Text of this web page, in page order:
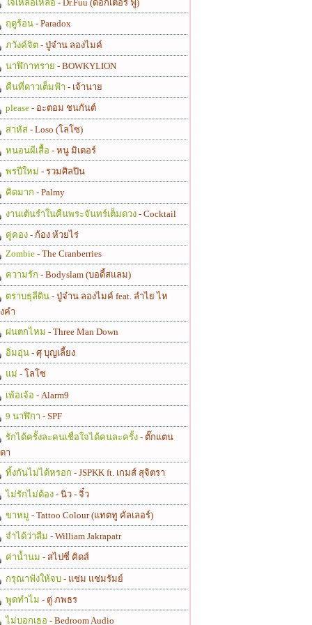
ใจเหลือเหลือ - Dr.Fuu (ด็อกเตอร์ ฟู)
ฤดูร้อน - Paradox
ภวังค์จิต - ปู่จ๋าน ลองไมค์
นาฬิกาทราย - BOWKYLION
คืนที่ดาวเต็มฟ้า - เจ้านาย
please - อะตอม ชนกันต์
สาหัส - Loso (โลโซ)
หนอนผีเสื้อ - หนู มิเตอร์
พรปีใหม่ - รวมศิลปิน
คิดมาก - Palmy
งานเต้นรำในคืนพระจันทร์เต็มดวง - Cocktail
คู่คอง - ก้อง ห้วยไร่
Zombie - The Cranberries
ความรัก - Bodyslam (บอดี้สแลม)
ตราบธุลีดิน - ปู่จ๋าน ลองไมค์ feat. ลำไย ไห
คำ
ฝนตกไหม - Three Man Down
อิ่มอุ่น - ศุ บุญเลี้ยง
แม่ - โลโซ
เพ้อเจ้อ - Alarm9
9 นาฬิกา - SPF
รักได้ครั้งละคนเชื่อใจได้คนละครั้ง - ตั๊กแตน
า
ทิ้งกันไม่ได้หรอก - JSPKK ft. เกมส์ สุจิตรา
ไม่รักไม่ต้อง - นิว - จิ๋ว
ขาหมู - Tattoo Colour (แทตทู คัลเลอร์)
จำได้ว่าลืม - William Jakrapatr
ค่าน้ำนม - สไปซี่ คิดส์
กรุณาฟังให้จบ - แช่ม แช่มรัมย์
พูดทำไม - ตู่ ภพธร
ไม่บอกเธอ - Bedroom Audio